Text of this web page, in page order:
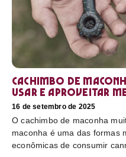
Cachimbo de
usar e aproveitar
16 de setembro de 2025
O cachimbo de maconha
maconha é uma das formas
econômicas de consumir